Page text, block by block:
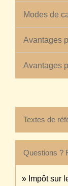
Modes de
Avantages
Avantages
Textes de
Questions ?
Impôt sur